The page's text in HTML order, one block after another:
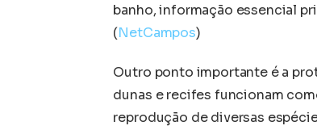
banho, informação essencial
(NetCampos)
Outro ponto importante é a
dunas e recifes funcionam
reprodução de diversas